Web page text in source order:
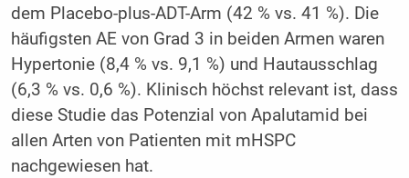
dem Placebo-plus-ADT-Arm (42 % vs. 41 %). Die
häufigsten AE von Grad 3 in beiden Armen waren
Hypertonie (8,4 % vs. 9,1 %) und Hautausschlag
(6,3 % vs. 0,6 %). Klinisch höchst relevant ist, dass
diese Studie das Potenzial von Apalutamid bei
allen Arten von Patienten mit mHSPC
nachgewiesen hat.